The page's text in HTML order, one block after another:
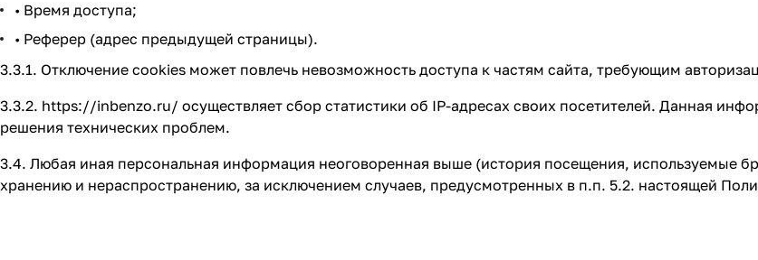
• Время доступа;
• Реферер (адрес предыдущей страницы).
3.3.1. Отключение cookies может повлечь невозможность доступа к частям сайта, требующим
3.3.2. https://inbenzo.ru/ осуществляет сбор статистики об IP-адресах своих посетителей. Данная
решения технических проблем.
3.4. Любая иная персональная информация неоговоренная выше (история посещения, используемые
хранению и нераспространению, за исключением случаев, предусмотренных в п.п. 5.2. настоящей